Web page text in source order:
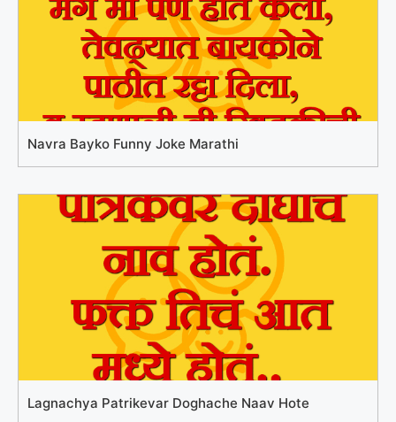
Navra Bayko Funny Joke Marathi
Lagnachya Patrikevar Doghache Naav Hote